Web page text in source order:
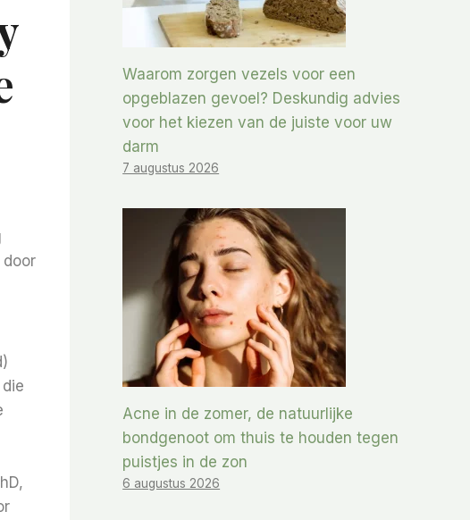
Waarom zorgen vezels voor een
opgeblazen gevoel? Deskundig advies
voor het kiezen van de juiste voor uw
darm
7 augustus 2026
Acne in de zomer, de natuurlijke
bondgenoot om thuis te houden tegen
puistjes in de zon
6 augustus 2026